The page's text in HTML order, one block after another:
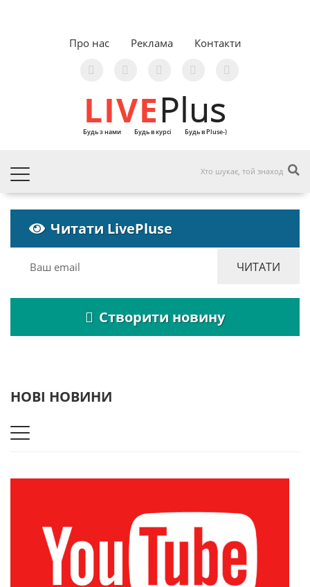
Про нас Реклама Контакти
LIVEPlus
Будь з нами Будь в курсі Будь в Pluse-)
Читати LivePluse
Створити новину
НОВІ НОВИНИ